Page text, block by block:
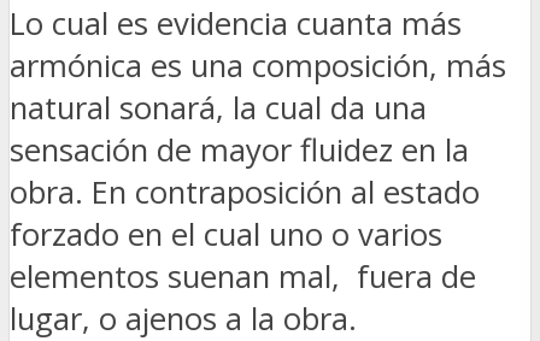
Lo cual es evidencia cuanta más
armónica es una composición, más
natural sonará, la cual da una
sensación de mayor fluidez en la
obra. En contraposición al estado
forzado en el cual uno o varios
elementos suenan mal, fuera de
lugar, o ajenos a la obra.